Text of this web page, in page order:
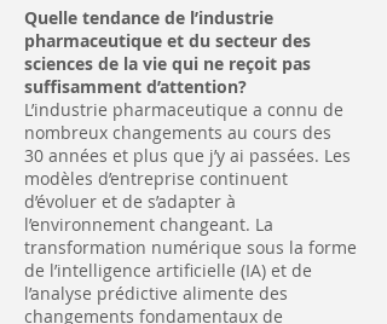
Quelle tendance de l’industrie
pharmaceutique et du secteur des
sciences de la vie qui ne reçoit pas
suffisamment d’attention?
L’industrie pharmaceutique a connu de
nombreux changements au cours des
30 années et plus que j’y ai passées. Les
modèles d’entreprise continuent
d’évoluer et de s’adapter à
l’environnement changeant. La
transformation numérique sous la forme
de l’intelligence artificielle (IA) et de
l’analyse prédictive alimente des
changements fondamentaux de